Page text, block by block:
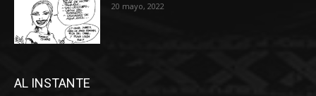
20 mayo, 2022
AL INSTANTE